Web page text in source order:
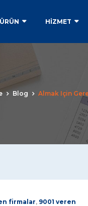
ÜRÜN HİZMET
Blog Almak Için
firmalar, 9001 veren